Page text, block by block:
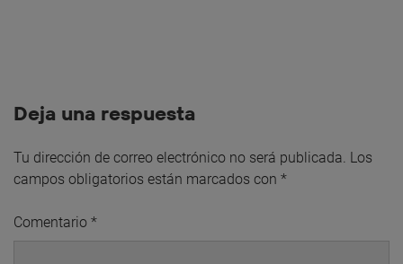
Deja una respuesta
Tu dirección de correo electrónico no será publicada. Los
campos obligatorios están marcados con *
Comentario *